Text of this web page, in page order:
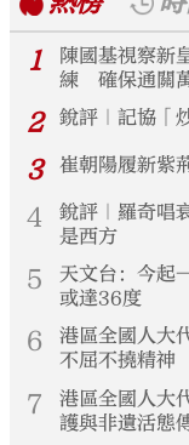
1
陳國基視察新
練 確保通關
2 銳評｜記協「
3 崔朝陽履新紫
4
銳評｜羅奇唱
是西方
5
天文台：今起
或達36度
6
港區全國人大
不屈不撓精神
7
港區全國人大
護與非遺活態